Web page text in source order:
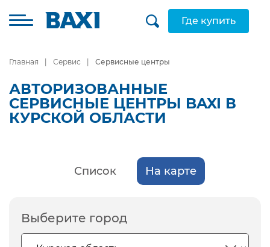
Где купить
Главная Сервис Сервисные центры
АВТОРИЗОВАННЫЕ
СЕРВИСНЫЕ ЦЕНТРЫ BAXI В
КУРСКОЙ ОБЛАСТИ
Список На карте
Выберите город